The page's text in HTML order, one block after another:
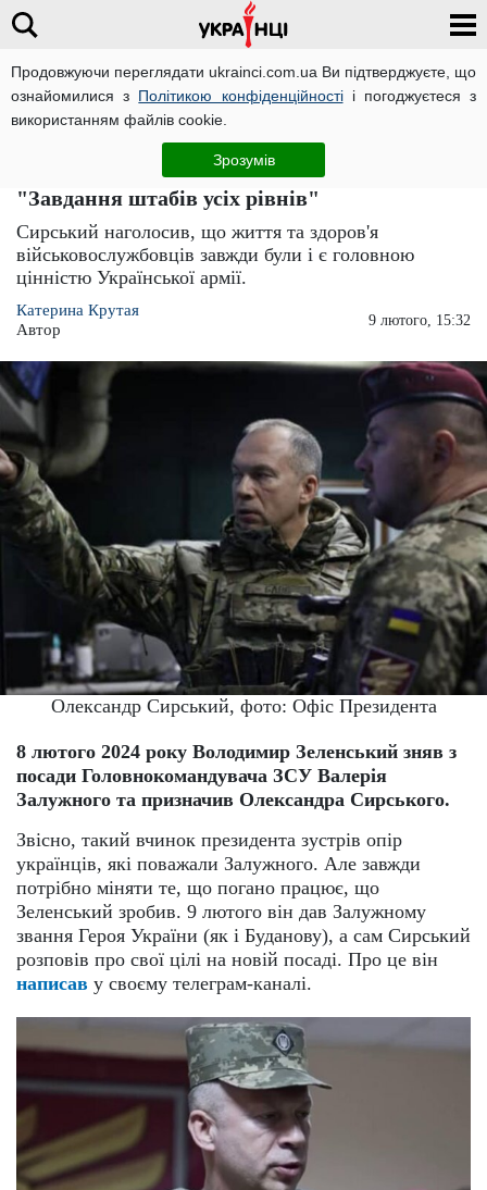
Продовжуючи переглядати ukrainci.com.ua Ви підтверджуєте, що
ознайомилися з Політикою конфіденційностіі погоджуєтеся з
використанням файлів cookie.
Зрозумів
Великі новини
Олександр Сирський розповів, як зміниться
війна після того, як він замінив Залужного:
"Завдання штабів усіх рівнів"
Сирський наголосив, що життя та здоров'я
військовослужбовців завжди були і є головною
цінністю Української армії.
Катерина Крутая
Автор
9 лютого, 15:32
Олександр Сирський, фото: Офіс Президента
8 лютого 2024 року Володимир Зеленський зняв з
посади Головнокомандувача ЗСУ Валерія
Залужного та призначив Олександра Сирського.
Звісно, ​​такий вчинок президента зустрів опір
українців, які поважали Залужного. Але завжди
потрібно міняти те, що погано працює, що
Зеленський зробив. 9 лютого він дав Залужному
звання Героя України (як і Буданову), а сам Сирський
розповів про свої цілі на новій посаді. Про це він
написав у своєму телеграм-каналі.